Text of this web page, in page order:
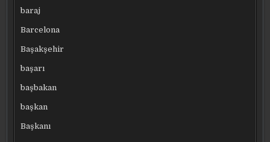
baraj
Barcelona
Başakşehir
başarı
başbakan
başkan
Başkanı